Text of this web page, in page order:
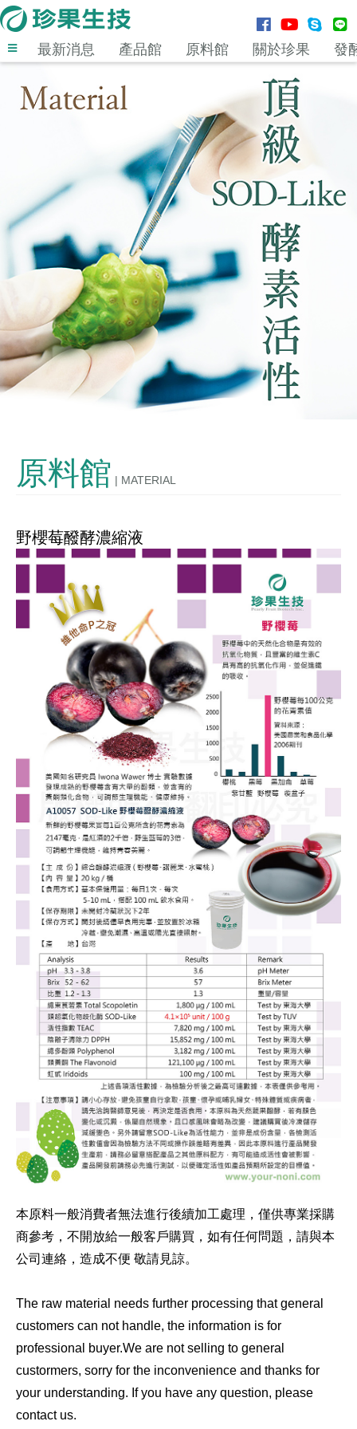
最新消息 產品館 原料館 關於珍果 發
登入
最新消息
產品館
關於珍果
發酵技術
購物說明
聯絡我們
原料館 | MATERIAL
野櫻莓醱酵濃縮液
本原料一般消費者無法進行後續加工處理，僅供專業採購
商參考，不開放給一般客戶購買，如有任何問題，請與本
公司連絡，造成不便 敬請見諒。
The raw material needs further processing that general
customers can not handle, the information is for
professional buyer.We are not selling to general
custormers, sorry for the inconvenience and thanks for
your understanding. If you have any question, please
contact us.